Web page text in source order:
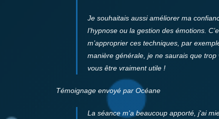
Je souhaitais aussi améliorer ma
l’hypnose ou la gestion des émotions.
m’approprier ces techniques, par
manière générale, je ne saurais que
vous être vraiment utile !
Témoignage envoyé par Océane
La séance m'a beaucoup apporté, j'ai